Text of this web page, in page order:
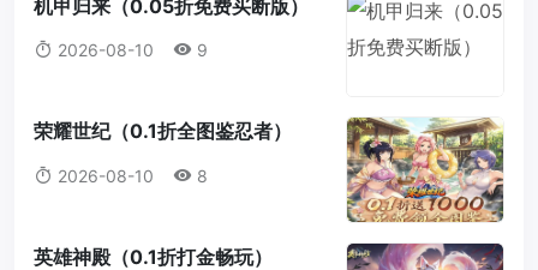
机甲归来（0.05折免费买断版）
2026-08-10 9
荣耀世纪（0.1折全图鉴忍者）
（火影忍者）
2026-08-10 8
英雄神殿（0.1折打金畅玩）